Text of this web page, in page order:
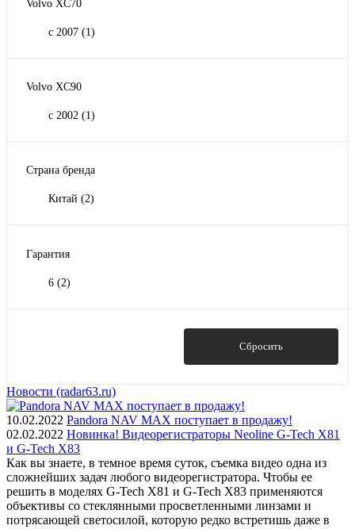
Volvo XC70
с 2007 (1)
Volvo XC90
с 2002 (1)
Страна бренда
Китай (2)
Гарантия
6 (2)
Сбросить
Новости (radar63.ru)
10.02.2022 Pandora NAV MAX поступает в продажу!
02.02.2022 Новинка! Видеорегистраторы Neoline G-Tech X81
и G-Tech X83
Как вы знаете, в темное время суток, съемка видео одна из
сложнейших задач любого видеорегистратора. Чтобы ее
решить в моделях G-Tech X81 и G-Tech X83 применяются
объективы со стеклянными просветленными линзами и
потрясающей светосилой, которую редко встретишь даже в